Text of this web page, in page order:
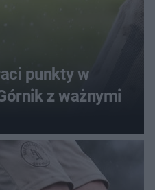
punkty w
z ważnymi